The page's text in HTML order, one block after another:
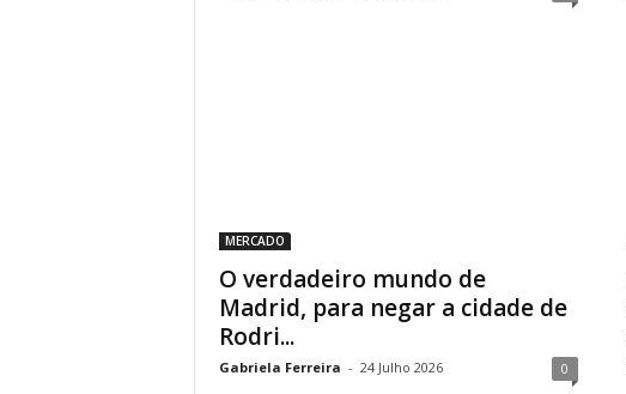
MERCADO
O verdadeiro mundo de
Madrid, para negar a cidade de
Rodri...
Gabriela Ferreira - 24 Julho 2026 0